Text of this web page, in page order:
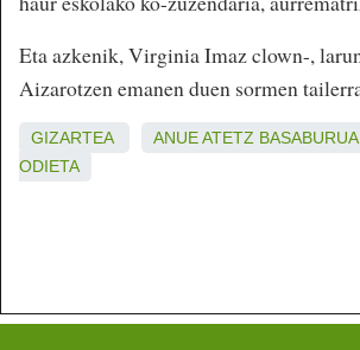
Eta azkenik, Virginia Imaz clown-,
Aizarotzen emanen duen sormen
GIZARTEA ANUEATETZ BASABURUA
ODIETA